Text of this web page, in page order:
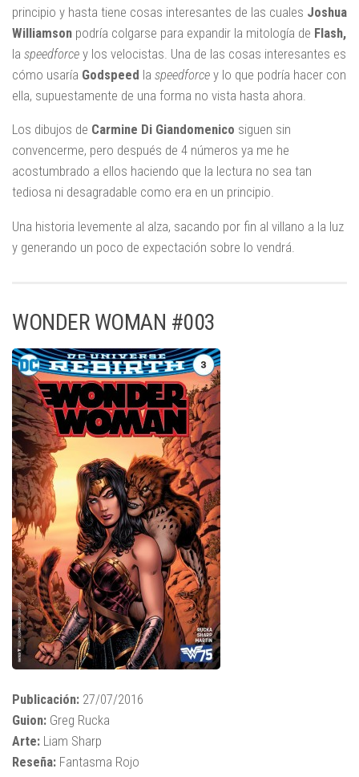
principio y hasta tiene cosas interesantes de las cuales Joshua
Williamson podría colgarse para expandir la mitología de Flash,
la speedforce y los velocistas. Una de las cosas interesantes es
cómo usaría Godspeed la speedforce y lo que podría hacer con
ella, supuestamente de una forma no vista hasta ahora.
Los dibujos de Carmine Di Giandomenico siguen sin
convencerme, pero después de 4 números ya me he
acostumbrado a ellos haciendo que la lectura no sea tan
tediosa ni desagradable como era en un principio.
Una historia levemente al alza, sacando por fin al villano a la luz
y generando un poco de expectación sobre lo vendrá.
WONDER WOMAN #003
Publicación: 27/07/2016
Guion: Greg Rucka
Arte: Liam Sharp
Reseña: Fantasma Rojo